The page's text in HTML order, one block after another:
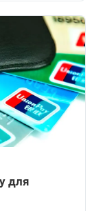
для